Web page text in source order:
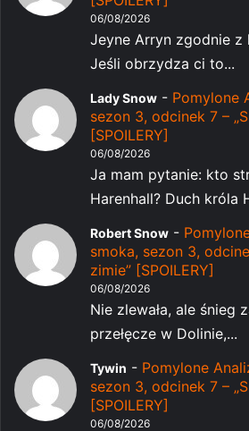
06/08/2026
Jeyne Arryn zgodnie z
Jeśli obrzydza ci to...
Lady Snow - Pomylone
sezon 3, odcinek 7 –
[SPOILERY]
06/08/2026
Ja mam pytanie: kto
Harenhall? Duch króla
Robert Snow -
smoka, sezon 3,
zimie” [SPOILERY]
06/08/2026
Nie zlewała, ale śnieg
przełęcze w Dolinie,...
Tywin - Pomylone
sezon 3, odcinek 7 –
[SPOILERY]
06/08/2026